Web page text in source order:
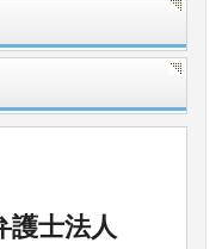
護士法人